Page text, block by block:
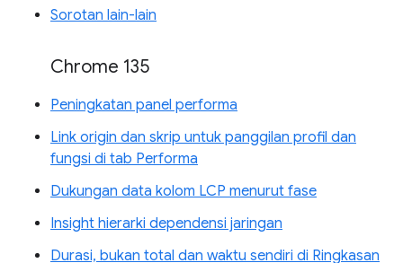
Sorotan lain-lain
Chrome 135
Peningkatan panel performa
Link origin dan skrip untuk panggilan profil dan
fungsi di tab Performa
Dukungan data kolom LCP menurut fase
Insight hierarki dependensi jaringan
Durasi, bukan total dan waktu sendiri di Ringkasan